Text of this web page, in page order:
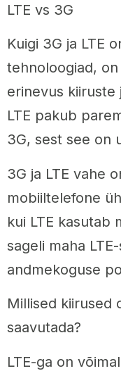
LTE vs 3G
Kuigi 3G ja LTE
tehnoloogiad,
erinevus kiiruste
LTE pakub
3G, sest see on
3G ja LTE vahe
mobiiltelefone
kui LTE kasutab
sageli maha
andmekoguse
Millised kiirused
saavutada?
LTE-ga on